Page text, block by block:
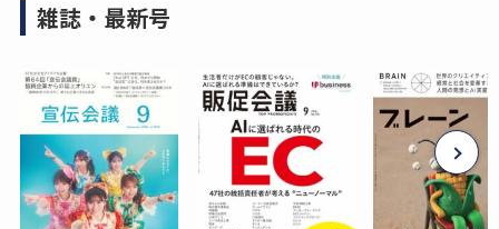
雑誌・最新号